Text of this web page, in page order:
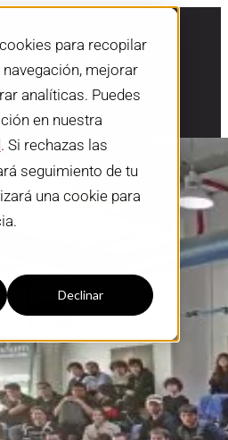
para recopilar
mejorar
analíticas. Puedes
en nuestra
. Si rechazas las
seguimiento de tu
una cookie para
Declinar